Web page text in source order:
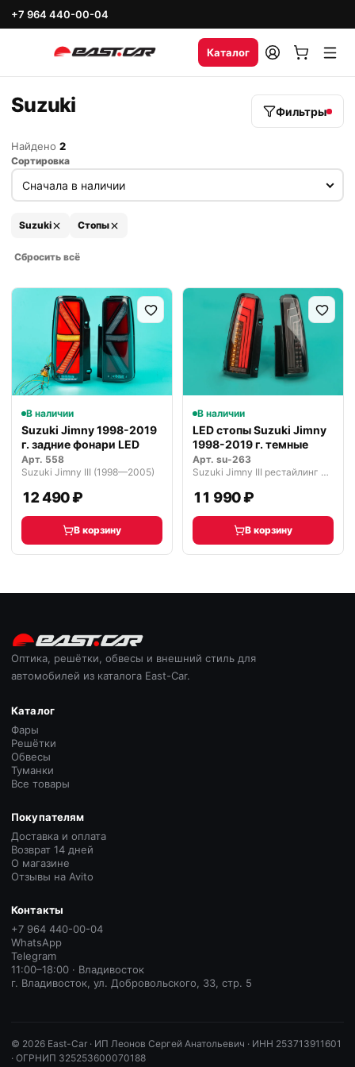
+7 964 440-00-04
Каталог
Suzuki Фильтры
Найдено 2
Сортировка
Suzuki Стопы
Сбросить всё
В наличии
Suzuki Jimny 1998-2019
г. задние фонари LED
Арт. 558
Suzuki Jimny III (1998—2005)
12 490 ₽
В корзину
В наличии
LED стопы Suzuki Jimny
1998-2019 г. темные
Арт. su-263
Suzuki Jimny III рестайлинг 2 (2012—2018)
11 990 ₽
В корзину
Оптика, решётки, обвесы и внешний стиль для
автомобилей из каталога East-Car.
Каталог
Фары
Решётки
Обвесы
Туманки
Все товары
Покупателям
Доставка и оплата
Возврат 14 дней
О магазине
Отзывы на Avito
Контакты
+7 964 440-00-04
WhatsApp
Telegram
11:00–18:00 · Владивосток
г. Владивосток, ул. Добровольского, 33, стр. 5
© 2026 East-Car · ИП Леонов Сергей Анатольевич · ИНН 253713911601
· ОГРНИП 325253600070188